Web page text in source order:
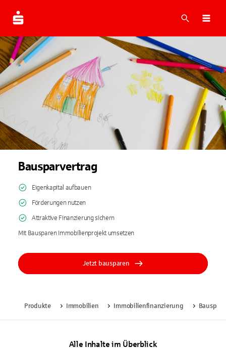
Suche
Bausparvertrag
Eigenkapital aufbauen
Förderungen nutzen
Attraktive Finanzierung sichern
Mit Bausparen Immobilienprojekt umsetzen
Jetzt bausparen
Produkte Immobilien Immobilienfinanzierung
Alle Inhalte im Überblick